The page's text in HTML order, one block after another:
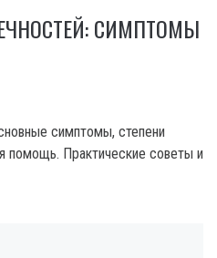
СИМПТОМЫ
симптомы, степени
помощь. Практические советы и